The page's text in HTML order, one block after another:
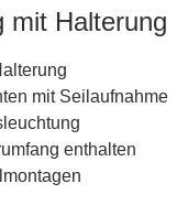
mit Halterung
mit Seilaufnahme
enthalten